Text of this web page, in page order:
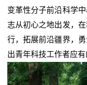
变革性分子前沿科学
志从初心之地出发，
行，拓展前沿疆界，
出青年科技工作者应有